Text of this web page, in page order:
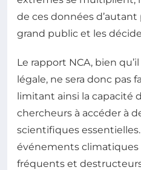
de ces données
grand public et les
Le rapport NCA, bien
légale, ne sera donc pas
limitant ainsi la capacité
chercheurs à accéder à
scientifiques essentielles.
événements climatiques
fréquents et